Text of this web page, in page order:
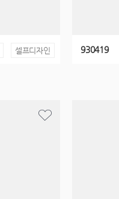
셀프디자인 930419